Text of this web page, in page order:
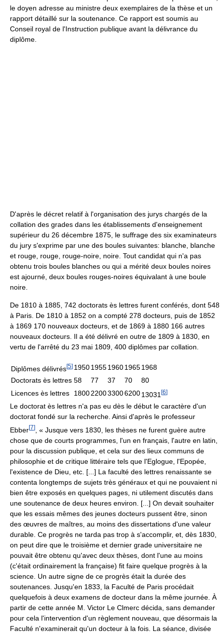
le doyen adresse au ministre deux exemplaires de la thèse et un
rapport détaillé sur la soutenance. Ce rapport est soumis au
Conseil royal de l'Instruction publique avant la délivrance du
diplôme.
D'après le décret relatif à l'organisation des jurys chargés de la
collation des grades dans les établissements d'enseignement
supérieur du 26 décembre 1875, le suffrage des six examinateurs
du jury s'exprime par une des boules suivantes: blanche, blanche
et rouge, rouge, rouge-noire, noire. Tout candidat qui n'a pas
obtenu trois boules blanches ou qui a mérité deux boules noires
est ajourné, deux boules rouges-noires équivalant à une boule
noire.
De 1810 à 1885, 742 doctorats ès lettres furent conférés, dont 548
à Paris. De 1810 à 1852 on a compté 278 docteurs, puis de 1852
à 1869 170 nouveaux docteurs, et de 1869 à 1880 166 autres
nouveaux docteurs. Il a été délivré en outre de 1809 à 1830, en
vertu de l'arrêté du 23 mai 1809, 400 diplômes par collation.
Diplômes délivrés[5] 19501955196019651968
Doctorats ès lettres 58 77 37 70
80
Licences ès lettres
180022003300620013031 [6]
Le doctorat ès lettres n'a pas eu dès le début le caractère d'un
doctorat fondé sur la recherche. Ainsi d'après le professeur
Ebber[7]
, « Jusque vers 1830, les thèses ne furent guère autre
chose que de courts programmes, l'un en français, l'autre en latin,
pour la discussion publique, et cela sur des lieux communs de
philosophie et de critique littéraire tels que l'Eglogue, l'Epopée,
l'existence de Dieu, etc. [...] La faculté des lettres renaissante se
contenta longtemps de sujets très généraux et qui ne pouvaient ni
bien être exposés en quelques pages, ni utilement discutés dans
une soutenance de deux heures environ. [...] On devait souhaiter
que les essais mêmes des jeunes docteurs pussent être, sinon
des œuvres de maîtres, au moins des dissertations d'une valeur
durable. Ce progrès ne tarda pas trop à s'accomplir, et, dès 1830,
on peut dire que le troisième et dernier grade universitaire ne
pouvait être obtenu qu'avec deux thèses, dont l'une au moins
(c'était ordinairement la française) fit faire quelque progrès à la
science. Un autre signe de ce progrès était la durée des
soutenances. Jusqu'en 1833, la Faculté de Paris procédait
quelquefois à deux examens de docteur dans la même journée. À
partir de cette année M. Victor Le Clmerc décida, sans demander
pour cela l'intervention d'un règlement nouveau, que désormais la
Faculté n'examinerait qu'un docteur à la fois. La séance, divisée